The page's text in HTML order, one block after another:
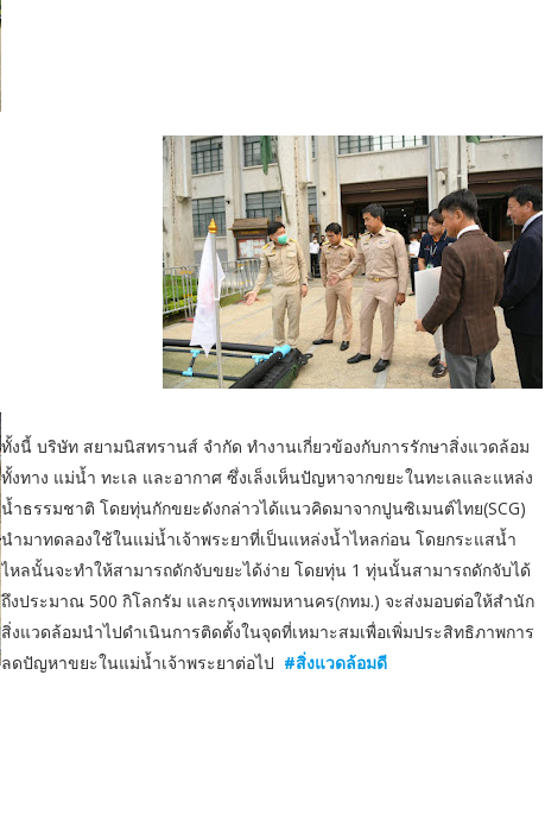
ทั้งนี้ บริษัท สยามนิสทรานส์ จำกัด ทำงานเกี่ยวข้องกับการรักษาสิ่งแวดล้อม
ทั้งทาง แม่น้ำ ทะเล และอากาศ ซึ่งเล็งเห็นปัญหาจากขยะในทะเลและแหล่ง
น้ำธรรมชาติ โดยทุ่นกักขยะดังกล่าวได้แนวคิดมาจากปูนซิเมนต์ไทย(SCG)
นำมาทดลองใช้ในแม่น้ำเจ้าพระยาที่เป็นแหล่งน้ำไหลก่อน โดยกระแสน้ำ
ไหลนั้นจะทำให้สามารถดักจับขยะได้ง่าย โดยทุ่น 1 ทุ่นนั้นสามารถดักจับได้
ถึงประมาณ 500 กิโลกรัม และกรุงเทพมหานคร(กทม.) จะส่งมอบต่อให้สำนัก
สิ่งแวดล้อมนำไปดำเนินการติดตั้งในจุดที่เหมาะสมเพื่อเพิ่มประสิทธิภาพการ
ลดปัญหาขยะในแม่น้ำเจ้าพระยาต่อไป #สิ่งแวดล้อมดี